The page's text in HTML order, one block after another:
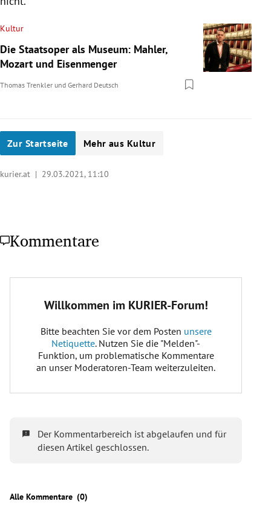
Kultur
Die Staatsoper als Museum: Mahler,
Mozart und Eisenmenger
Thomas Trenkler und Gerhard Deutsch
Zur Startseite Mehr aus Kultur
kurier.at | 29.03.2021, 11:10
Kommentare